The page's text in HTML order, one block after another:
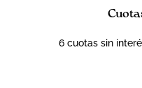
6 cuotas sin